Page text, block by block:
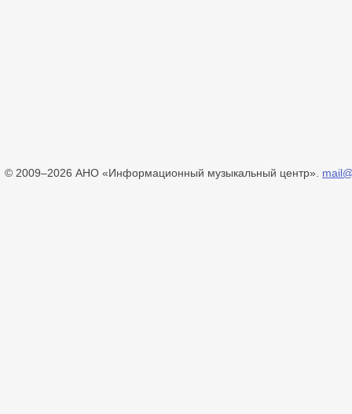
© 2009–2026 АНО «Информационный музыкальный центр».